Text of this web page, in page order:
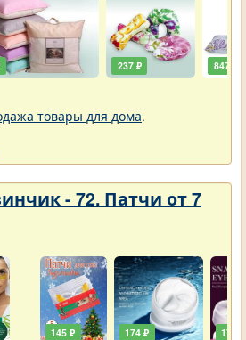
237 ₽ 847 ₽
товары для дома.
- 72. Патчи от 7
145 ₽ 174 ₽ 174 ₽